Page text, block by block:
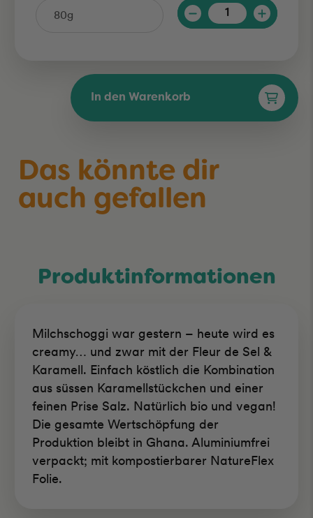
Anzahl
In den Warenkorb
Das könnte dir
auch gefallen
Produktinformationen
Milchschoggi war gestern – heute wird es
creamy… und zwar mit der Fleur de Sel &
Karamell. Einfach köstlich die Kombination
aus süssen Karamellstückchen und einer
feinen Prise Salz. Natürlich bio und vegan!
Die gesamte Wertschöpfung der
Produktion bleibt in Ghana. Aluminiumfrei
verpackt; mit kompostierbarer NatureFlex
Folie.